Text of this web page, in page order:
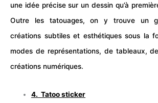
une idée précise sur un dessin qu’à
Outre les tatouages, on y trouve un
créations subtiles et esthétiques sous la
modes de représentations, de tableaux,
créations numériques.
4.Tatoo sticker